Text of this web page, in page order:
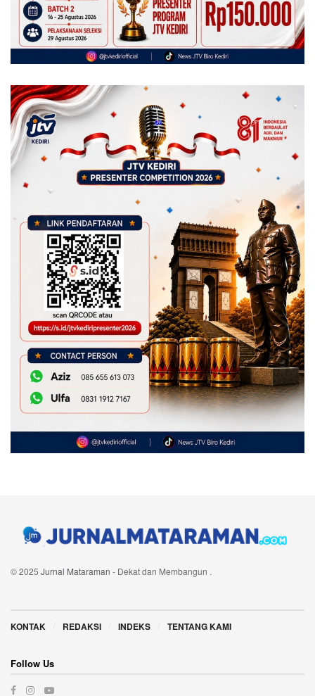
© 2025 Jurnal Mataraman - Dekat dan Membangun .
KONTAK REDAKSI INDEKS TENTANG KAMI
Follow Us